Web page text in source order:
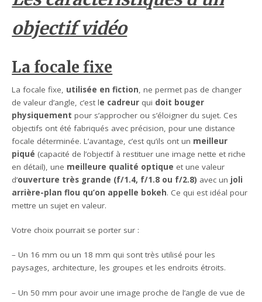
objectif vidéo
La focale fixe
La focale fixe, utilisée en fiction, ne permet pas de changer
de valeur d’angle, c’est le cadreur qui doit bouger
physiquement pour s’approcher ou s’éloigner du sujet. Ces
objectifs ont été fabriqués avec précision, pour une distance
focale déterminée. L’avantage, c’est qu’ils ont un meilleur
piqué (capacité de l’objectif à restituer une image nette et riche
en détail), une meilleure qualité optique et une valeur
d’ouverture très grande (f/1.4, f/1.8 ou f/2.8) avec un joli
arrière-plan flou qu’on appelle bokeh. Ce qui est idéal pour
mettre un sujet en valeur.
Votre choix pourrait se porter sur :
– Un 16 mm ou un 18 mm qui sont très utilisé pour les
paysages, architecture, les groupes et les endroits étroits.
– Un 50 mm pour avoir une image proche de l’angle de vue de